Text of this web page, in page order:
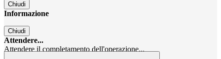
Chiudi
Informazione
Chiudi
Attendere...
Attendere il completamento dell'operazione...